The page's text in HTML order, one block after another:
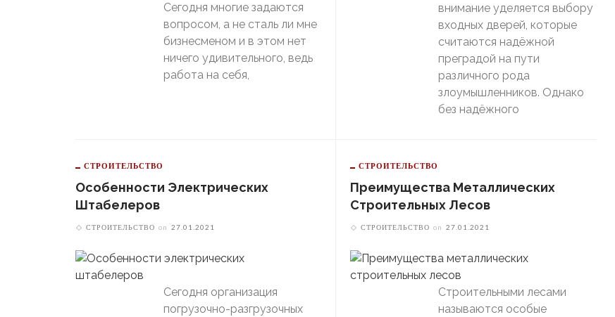
Сегодня многие задаются
вопросом, а не сталь ли мне
бизнесменом и в этом нет
ничего удивительного, ведь
работа на себя,
внимание уделяется выбору
входных дверей, которые
считаются надёжной
преградой на пути
различного рода
злоумышленников. Однако
без надёжного
СТРОИТЕЛЬСТВО
Особенности Электрических
Штабелеров
СТРОИТЕЛЬСТВО on 27.01.2021
Сегодня организация
погрузочно-разгрузочных
СТРОИТЕЛЬСТВО
Преимущества Металлических
Строительных Лесов
СТРОИТЕЛЬСТВО on 27.01.2021
Строительными лесами
называются особые